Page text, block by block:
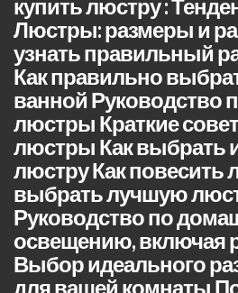
купить люстру :
Люстры: размеры и
узнать правильный
Как правильно
ванной Руководство
люстры Краткие
люстры Как выбрать
люстру Как повесить
выбрать лучшую
Руководство по
освещению, включая
Выбор идеального
для вашей комнаты